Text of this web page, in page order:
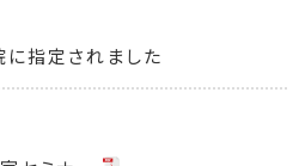
指定されました